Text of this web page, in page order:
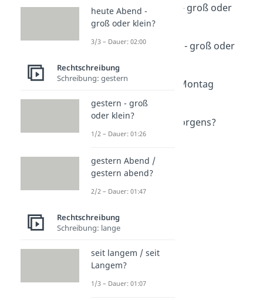
Morgen / morgen - groß oder
klein?
morgen Vormittag - groß oder
Dauer: 02:19
Montagmorgen / Montag
morgen?
Dauer: 01:19
morgends oder morgens?
Dauer: 01:05
heute Abend -
groß oder klein?
3/3 – Dauer: 02:00
Rechtschreibung
Schreibung: gestern
gestern - groß
oder klein?
1/2 – Dauer: 01:26
gestern Abend /
gestern abend?
2/2 – Dauer: 01:47
Rechtschreibung
Schreibung: lange
seit langem / seit
Langem?
1/3 – Dauer: 01:07